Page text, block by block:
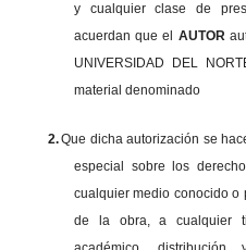
y cualquier clase de
acuerdan que el AUTOR
UNIVERSIDAD DEL
material denominado
2.Que dicha autorización se
especial sobre los
cualquier medio conocido o
de la obra, a cualquier